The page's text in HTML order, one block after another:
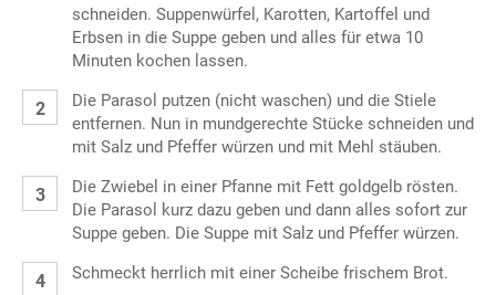
schneiden. Suppenwürfel, Karotten, Kartoffel und
Erbsen in die Suppe geben und alles für etwa 10
Minuten kochen lassen.
Die Parasol putzen (nicht waschen) und die Stiele
entfernen. Nun in mundgerechte Stücke schneiden und
mit Salz und Pfeffer würzen und mit Mehl stäuben.
Die Zwiebel in einer Pfanne mit Fett goldgelb rösten.
Die Parasol kurz dazu geben und dann alles sofort zur
Suppe geben. Die Suppe mit Salz und Pfeffer würzen.
Schmeckt herrlich mit einer Scheibe frischem Brot.